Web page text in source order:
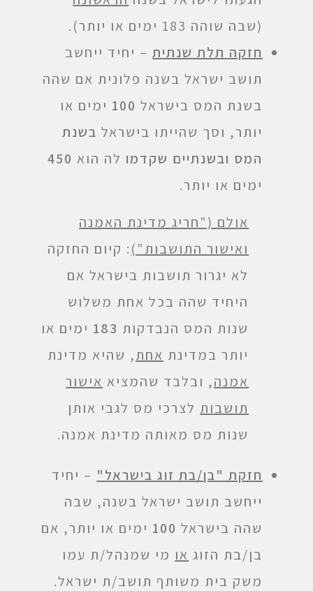
(שבה שוהה 183 ימים או יותר).
חזקה תלת שנתית– יחיד ייחשב
תושב ישראל בשנה פלונית אם שהה
בשנת המס בישראל 100 ימים או
יותר, וסך שהייתו בישראל בשנת
המס ובשנתיים שקדמולה הוא 450
ימים או יותר.
אולם ("חריג מדינת האמנה
ואישור התושבות"): קיום החזקה
לא יגרור תושבות בישראל אם
היחיד שהה בכל אחת משלוש
שנות המס הנבדקות 183 ימים או
יותר במדינת אחת, שהיא מדינת
אמנה, ובלבד שהמציא אישור
תושבות לצרכי מס לגבי אותן
שנות מס מאותה מדינת אמנה.
חזקת "בן/בת זוג בישראל" – יחיד
ייחשב תושב ישראל בשנה, שבה
שהה בישראל 100 ימים או יותר, אם
בן/בת הזוג או מי שמנהל/ת עמו
משק בית משותף תושב/ת ישראל.